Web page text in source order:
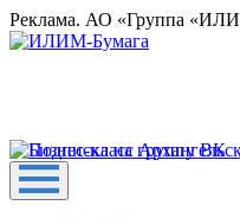
Реклама. АО «Группа